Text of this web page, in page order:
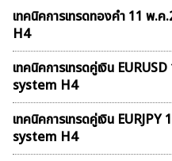
เทคนิคการเทรดทองคำ 11 พ
H4
เทคนิคการเทรดคู่เงิน
system H4
เทคนิคการเทรดคู่เงิน
system H4